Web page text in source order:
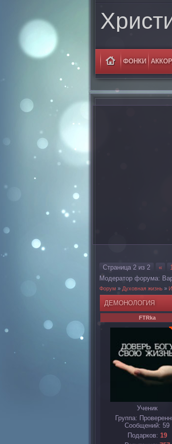
ФОНКИ
Страница 2 из 2 «
Модератор форума:
Форум » Духовная жизнь »
ДЕМОНОЛОГИЯ
FTRka
Ученик
Группа:
Сообщений: 59
Подарков: 19